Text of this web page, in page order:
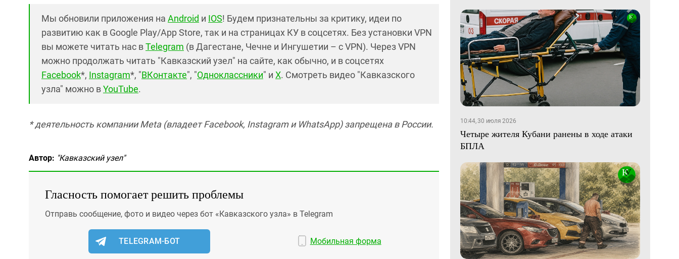
Мы обновили приложения на Android и IOS! Будем признательны за критику, идеи по
развитию как в Google Play/App Store, так и на страницах КУ в соцсетях. Без установки VPN
вы можете читать нас вTelegram (в Дагестане, Чечне и Ингушетии – с VPN). Через VPN
можно продолжать читать "Кавказский узел" на сайте, как обычно, и в соцсетях
Facebook*, Instagram*, "ВКонтакте", "Одноклассники" и X. Смотреть видео "Кавказского
узла" можно вYouTube.
* деятельность компании Meta (владеет Facebook, Instagram и WhatsApp) запрещена в России.
Автор: "Кавказский узел"
Гласность помогает решить проблемы
Отправь сообщение, фото и видео через бот «Кавказского узла» в Telegram
TELEGRAM-БОТ Мобильная форма
10:44, 30 июля 2026
Четыре жителя Кубани ранены в ходе атаки
БПЛА